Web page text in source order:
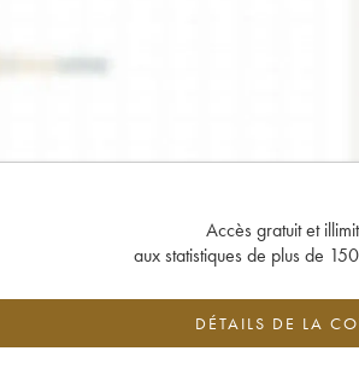
Accès gratuit et
aux statistiques de plus de
DÉTAILS DE LA